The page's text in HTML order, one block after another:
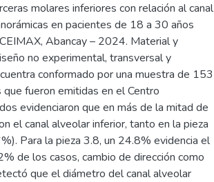
molares inferiores con relación al canal
en pacientes de 18 a 30 años
Abancay – 2024. Material y
no experimental, transversal y
conformado por una muestra de 153
fueron emitidas en el Centro
evidenciaron que en más de la mitad de
el canal alveolar inferior, tanto en la pieza
Para la pieza 3.8, un 24.8% evidencia el
de los casos, cambio de dirección como
que el diámetro del canal alveolar